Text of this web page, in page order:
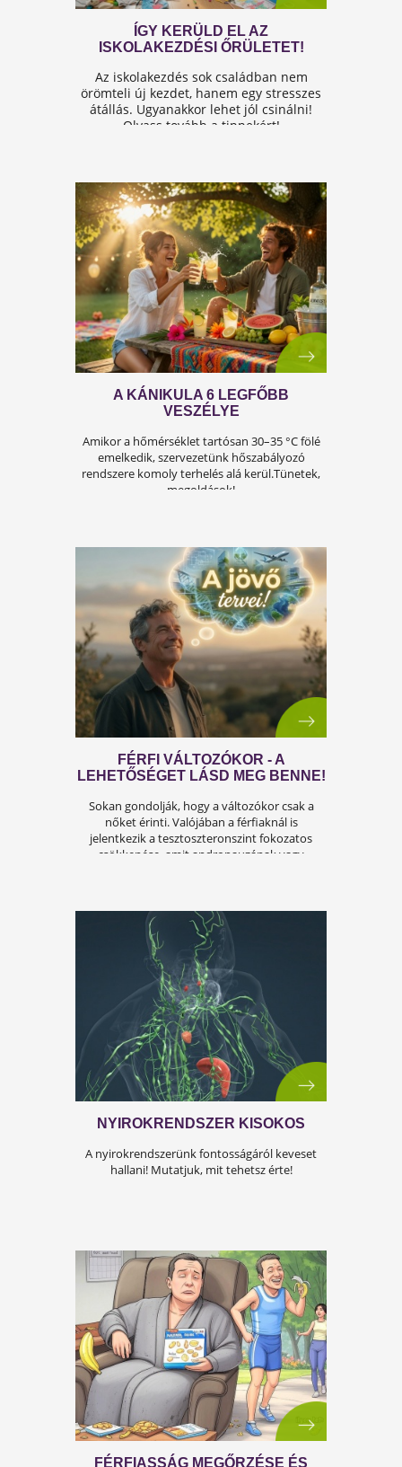
OKAI, TÜNETEI ÉS LEHETSÉGES
MEGOLDÁSAI
A férfiasság, vagy más néven a szexuális
teljesítmény, sok férfi számára központi
az életben. Nem csupán a testi egészséget,
hanem az önbecsülést is befolyásolja.
ÍGY KERÜLD EL AZ
ISKOLAKEZDÉSI ŐRÜLETET!
Az iskolakezdés sok családban nem
örömteli új kezdet, hanem egy stresszes
átállás. Ugyanakkor lehet jól csinálni!
Olvass tovább a tippekért!
A KÁNIKULA 6 LEGFŐBB
VESZÉLYE
Amikor a hőmérséklet tartósan 30–35 °C fölé
emelkedik, szervezetünk hőszabályozó